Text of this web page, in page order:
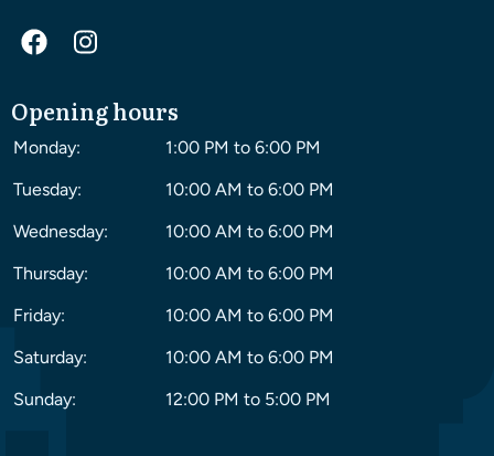
Opening hours
Monday:
1:00 PM to 6:00 PM
Tuesday:
10:00 AM to 6:00 PM
Wednesday:
10:00 AM to 6:00 PM
Thursday:
10:00 AM to 6:00 PM
Friday:
10:00 AM to 6:00 PM
Saturday:
10:00 AM to 6:00 PM
Sunday:
12:00 PM to 5:00 PM